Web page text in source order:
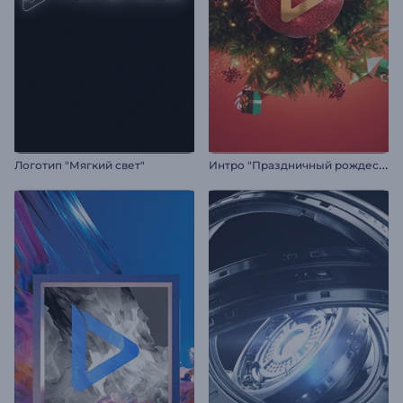
Логотип "Мягкий свет" И
нтро "Праздничный рождественский шар"